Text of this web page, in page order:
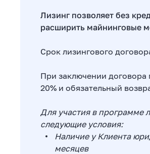
Лизинг позволяет без
расширить майнинговые
Срок лизингового
При заключении
20% и обязательный
Для участия в программе
следующие условия:
Наличие у Клиента
месяцев